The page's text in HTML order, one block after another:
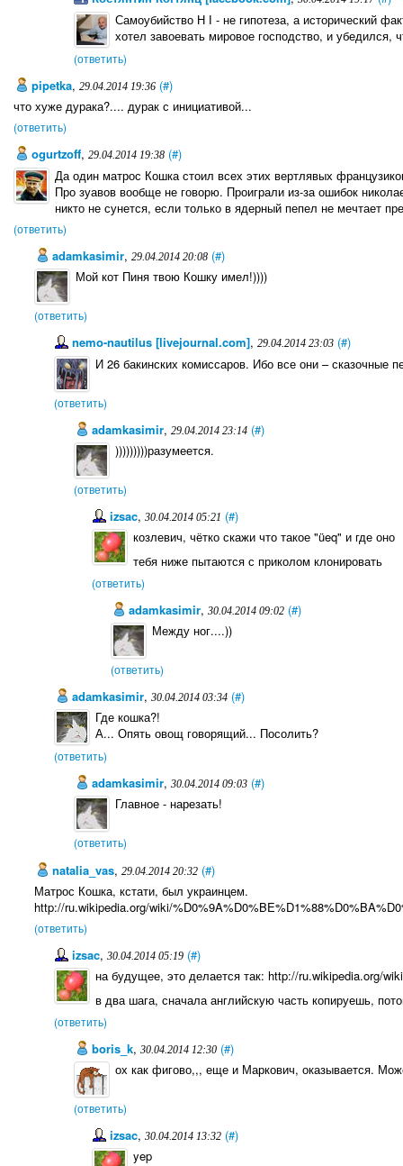
Самоубийство Н І - не гипотеза, а исторический
хотел завоевать мировое господство, и убедился,
(ответить)
pipetka, 29.04.2014 19:36 (#)
что хуже дурака?.... дурак с инициативой...
(ответить)
ogurtzoff, 29.04.2014 19:38 (#)
Да один матрос Кошка стоил всех этих вертлявых
Про зуавов вообще не говорю. Проиграли из-за ошибок
никто не сунется, если только в ядерный пепел не мечтает
(ответить)
adamkasimir, 29.04.2014 20:08 (#)
Мой кот Пиня твою Кошку имел!))))
(ответить)
nemo-nautilus [livejournal.com],29.04.2014 23:03 (#)
И 26 бакинских комиссаров. Ибо все они – сказочные
(ответить)
adamkasimir, 29.04.2014 23:14 (#)
)))))))))разумеется.
(ответить)
izsac,30.04.2014 05:21 (#)
козлевич, чётко скажи что такое "üeq" и где оно
тебя ниже пытаются с приколом клонировать
(ответить)
adamkasimir, 30.04.2014 09:02 (#)
Между ног....))
(ответить)
adаmkasimir,30.04.2014 03:34 (#)
Где кошка?!
А... Опять овощ говорящий... Посолить?
(ответить)
adamkasimir, 30.04.2014 09:03 (#)
Главное - нарезать!
(ответить)
natalia_vas, 29.04.2014 20:32 (#)
Матрос Кошка, кстати, был украинцем.
http://ru.wikipedia.org/wiki/
(ответить)
izsac,30.04.2014 05:19 (#)
на будущее, это делается так: http://ru.wikipedia.org/
в два шага, сначала английскую часть копируешь,
(ответить)
boris_k, 30.04.2014 12:30 (#)
ох как фигово,,, еще и Маркович, оказывается.
(ответить)
izsac,30.04.2014 13:32 (#)
yep